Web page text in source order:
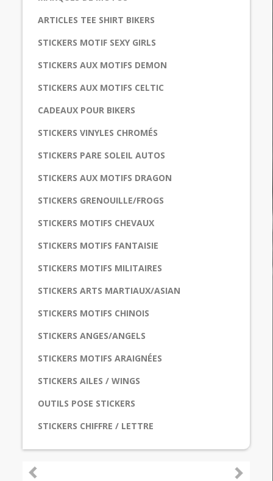
ARTICLES TEE SHIRT BIKERS
STICKERS MOTIF SEXY GIRLS
STICKERS AUX MOTIFS DEMON
STICKERS AUX MOTIFS CELTIC
CADEAUX POUR BIKERS
STICKERS VINYLES CHROMÉS
STICKERS PARE SOLEIL AUTOS
STICKERS AUX MOTIFS DRAGON
STICKERS GRENOUILLE/FROGS
STICKERS MOTIFS CHEVAUX
STICKERS MOTIFS FANTAISIE
STICKERS MOTIFS MILITAIRES
STICKERS ARTS MARTIAUX/ASIAN
STICKERS MOTIFS CHINOIS
STICKERS ANGES/ANGELS
STICKERS MOTIFS ARAIGNÉES
STICKERS AILES / WINGS
OUTILS POSE STICKERS
STICKERS CHIFFRE / LETTRE